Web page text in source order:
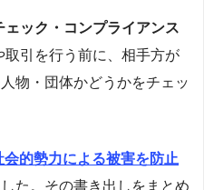
ック・コンプライアンス
取引を行う前に、相手方が
物・団体かどうかをチェッ
会的勢力による被害を防止
た。その書き出しをまとめ